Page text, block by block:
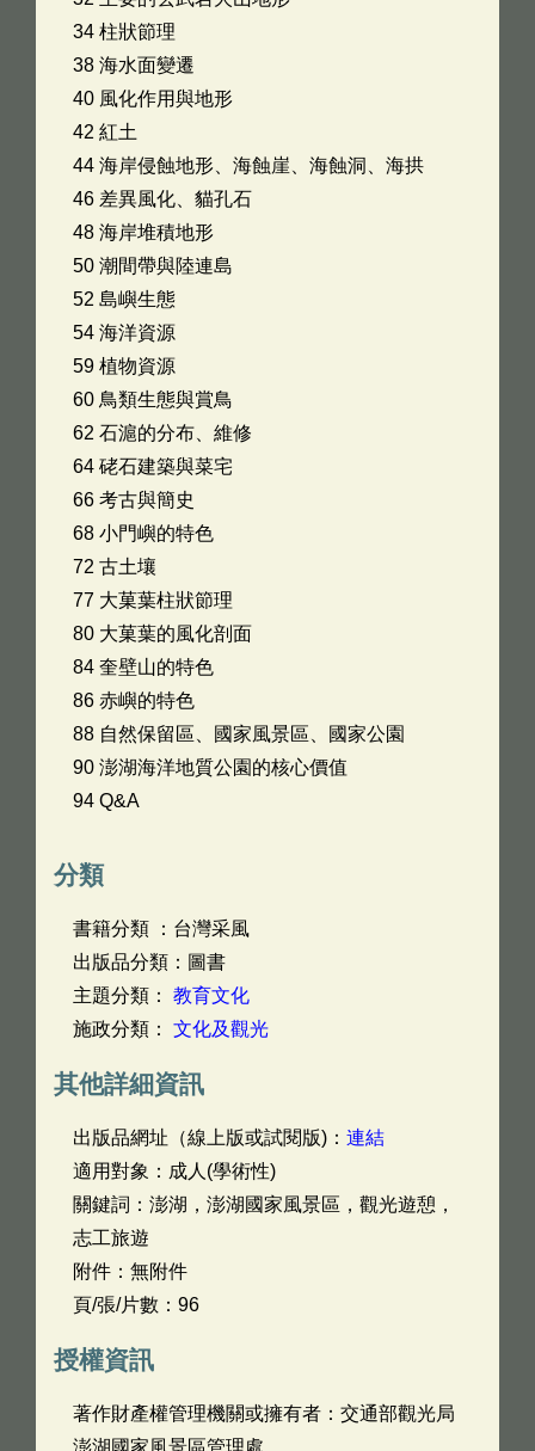
34 柱狀節理
38 海水面變遷
40 風化作用與地形
42 紅土
44 海岸侵蝕地形、海蝕崖、海蝕洞、海拱
46 差異風化、貓孔石
48 海岸堆積地形
50 潮間帶與陸連島
52 島嶼生態
54 海洋資源
59 植物資源
60 鳥類生態與賞鳥
62 石滬的分布、維修
64 硓石建築與菜宅
66 考古與簡史
68 小門嶼的特色
72 古土壤
77 大菓葉柱狀節理
80 大菓葉的風化剖面
84 奎壁山的特色
86 赤嶼的特色
88 自然保留區、國家風景區、國家公園
90 澎湖海洋地質公園的核心價值
94 Q&A
分類
書籍分類 ：台灣采風
出版品分類：圖書
主題分類： 教育文化
施政分類： 文化及觀光
其他詳細資訊
出版品網址（線上版或試閱版)： 連結
適用對象：成人(學術性)
關鍵詞：澎湖，澎湖國家風景區，觀光遊憩，
志工旅遊
附件：無附件
頁/張/片數：96
授權資訊
著作財產權管理機關或擁有者：交通部觀光局
澎湖國家風景區管理處